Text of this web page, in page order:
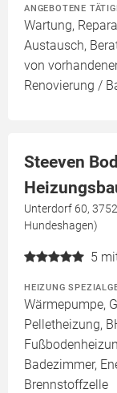
ANGEBOTENE
Wartung,
Austausch,
von
Renovierung /
Steeven
Unterdorf 60,
Hundeshagen)
5
HEIZUNG
Wärmepumpe,
Pelletheizung,
Badezimmer,
Brennstoffzelle